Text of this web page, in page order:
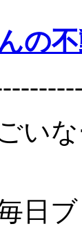
の
い
日